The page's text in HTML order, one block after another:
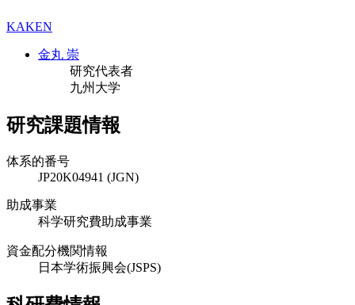
KAKEN
金丸 崇
研究代表者
九州大学
研究課題情報
体系的番号
JP20K04941 (JGN)
助成事業
科学研究費助成事業
資金配分機関情報
日本学術振興会(JSPS)